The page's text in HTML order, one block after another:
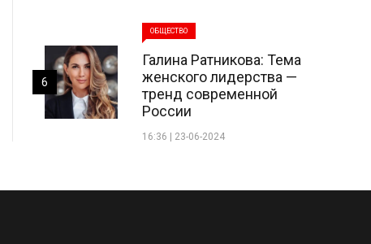
ОБЩЕСТВО
Галина Ратникова: Тема
женского лидерства —
тренд современной
России
16:36 | 23-06-2024
6